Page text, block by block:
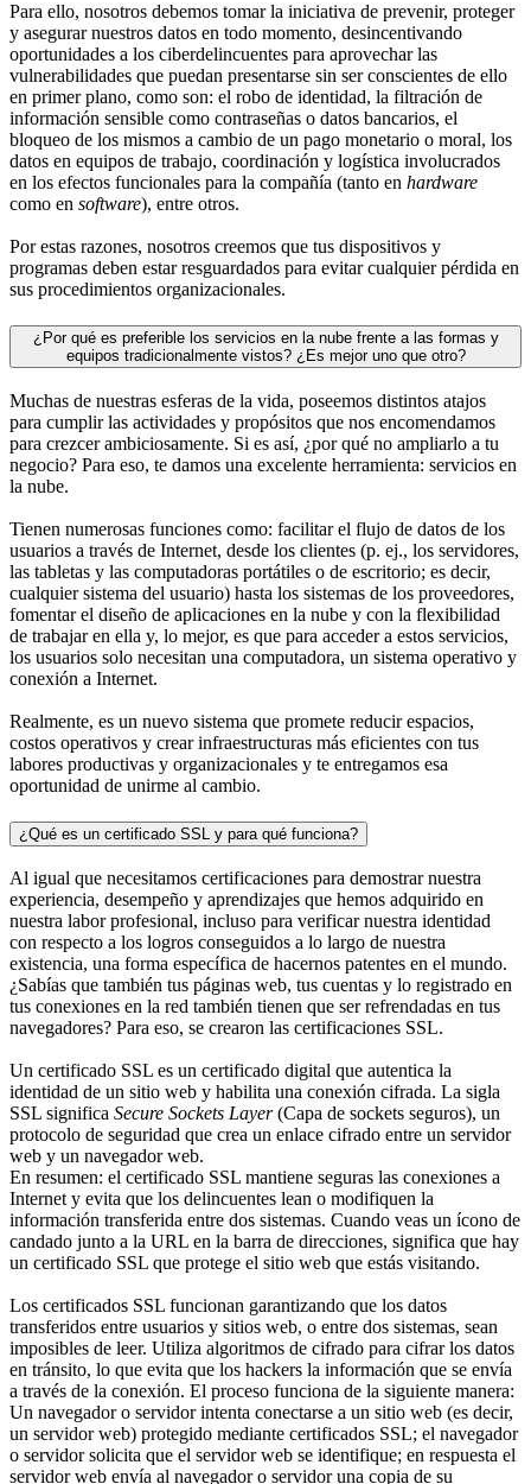
Para ello, nosotros debemos tomar la iniciativa de prevenir, proteger
y asegurar nuestros datos en todo momento, desincentivando
oportunidades a los ciberdelincuentes para aprovechar las
vulnerabilidades que puedan presentarse sin ser conscientes de ello
en primer plano, como son: el robo de identidad, la filtración de
información sensible como contraseñas o datos bancarios, el
bloqueo de los mismos a cambio de un pago monetario o moral, los
datos en equipos de trabajo, coordinación y logística involucrados
en los efectos funcionales para la compañía (tanto en hardware
como en software), entre otros.
Por estas razones, nosotros creemos que tus dispositivos y
programas deben estar resguardados para evitar cualquier pérdida en
sus procedimientos organizacionales.
¿Por qué es preferible los servicios en la nube frente a las formas y
equipos tradicionalmente vistos? ¿Es mejor uno que otro?
Muchas de nuestras esferas de la vida, poseemos distintos atajos
para cumplir las actividades y propósitos que nos encomendamos
para crezcer ambiciosamente. Si es así, ¿por qué no ampliarlo a tu
negocio? Para eso, te damos una excelente herramienta: servicios en
la nube.
Tienen numerosas funciones como: facilitar el flujo de datos de los
usuarios a través de Internet, desde los clientes (p. ej., los servidores,
las tabletas y las computadoras portátiles o de escritorio; es decir,
cualquier sistema del usuario) hasta los sistemas de los proveedores,
fomentar el diseño de aplicaciones en la nube y con la flexibilidad
de trabajar en ella y, lo mejor, es que para acceder a estos servicios,
los usuarios solo necesitan una computadora, un sistema operativo y
conexión a Internet.
Realmente, es un nuevo sistema que promete reducir espacios,
costos operativos y crear infraestructuras más eficientes con tus
labores productivas y organizacionales y te entregamos esa
oportunidad de unirme al cambio.
¿Qué es un certificado SSL y para qué funciona?
Al igual que necesitamos certificaciones para demostrar nuestra
experiencia, desempeño y aprendizajes que hemos adquirido en
nuestra labor profesional, incluso para verificar nuestra identidad
con respecto a los logros conseguidos a lo largo de nuestra
existencia, una forma específica de hacernos patentes en el mundo.
¿Sabías que también tus páginas web, tus cuentas y lo registrado en
tus conexiones en la red también tienen que ser refrendadas en tus
navegadores? Para eso, se crearon las certificaciones SSL.
Un certificado SSL es un certificado digital que autentica la
identidad de un sitio web y habilita una conexión cifrada. La sigla
SSL significa Secure Sockets Layer(Capa de sockets seguros), un
protocolo de seguridad que crea un enlace cifrado entre un servidor
web y un navegador web.
En resumen: el certificado SSL mantiene seguras las conexiones a
Internet y evita que los delincuentes lean o modifiquen la
información transferida entre dos sistemas. Cuando veas un ícono de
candado junto a la URL en la barra de direcciones, significa que hay
un certificado SSL que protege el sitio web que estás visitando.
Los certificados SSL funcionan garantizando que los datos
transferidos entre usuarios y sitios web, o entre dos sistemas, sean
imposibles de leer. Utiliza algoritmos de cifrado para cifrar los datos
en tránsito, lo que evita que los hackers la información que se envía
a través de la conexión. El proceso funciona de la siguiente manera:
Un navegador o servidor intenta conectarse a un sitio web (es decir,
un servidor web) protegido mediante certificados SSL; el navegador
o servidor solicita que el servidor web se identifique; en respuesta el
servidor web envía al navegador o servidor una copia de su